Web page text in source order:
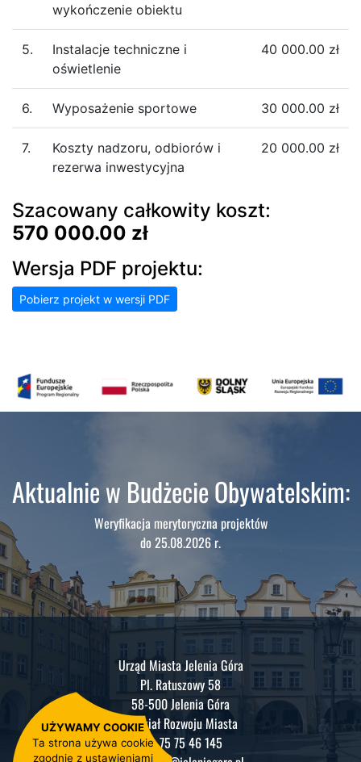
wykończenie obiektu
5.
Instalacje techniczne i
oświetlenie
40 000.00 zł
6. Wyposażenie sportowe 30 000.00 zł
7.
Koszty nadzoru, odbiorów i
rezerwa inwestycyjna
20 000.00 zł
Szacowany całkowity koszt:
570 000.00 zł
Wersja PDF projektu:
Pobierz projekt w wersji PDF
Aktualnie w Budżecie Obywatelskim:
Weryfikacja merytoryczna projektów
do 25.08.2026 r.
Urząd Miasta Jelenia Góra
Pl. Ratuszowy 58
58-500 Jelenia Góra
Wydział Rozwoju Miasta
tel.: 75 75 46 145
UŻYWAMY COOKIE
Ta strona używa cookie
zgodnie z ustawieniami